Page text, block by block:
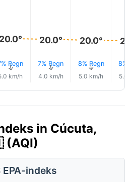
20.0°
Regn
↑
km/h
20.0°
7% Regn
↑
4.0 km/h
20.0°
8% Regn
↑
5.0 km/h
8%
5.0
in Cúcuta,
(AQI)
EPA-indeks